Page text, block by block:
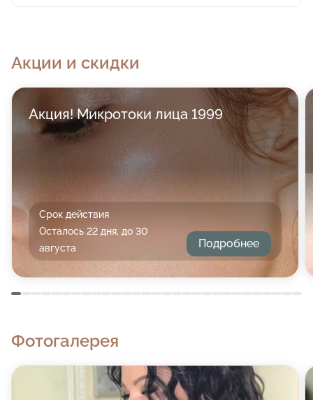
Акции и скидки
Акция! Микротоки лица 1999
Срок действия
Осталось 22 дня, до 30
августа
Подробнее
Фотогалерея